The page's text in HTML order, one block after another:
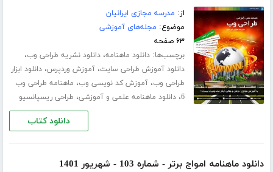
از: مدرسه مجازی ایرانیان
موضوع: مجله‌های آموزشی
۶۳ صفحه
برچسب‌ها:دانلود ماهنامه،دانلود نشریه طراحی وب،
دانلود آموزش طراحی سایت،آموزش وردپرس،دانلود ابزار
طراحی وب،آموزش کد نویسی وب، ماهنامه طراحی وب
6،دانلود ماهنامه علمی و آموزشی، طراحی ریسپانسیو
دانلود کتاب
دانلود ماهنامه امواج برتر - شماره 103 - شهریور 1401